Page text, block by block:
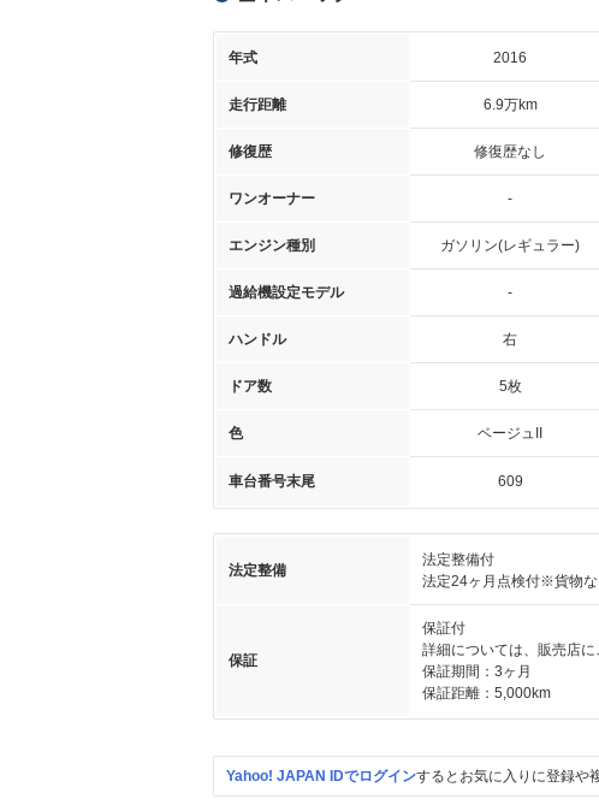
年式 2016
走行距離 6.9万km
修復歴 修復歴なし
ワンオーナー -
エンジン種別 ガソリン(レギュラー)
過給機設定モデル -
ハンドル 右
ドア数 5枚
色 ベージュII
車台番号末尾 609
法定整備
法定整備付
法定24ヶ月点検付※貨物
保証
保証付
詳細については、販売店に
保証期間：3ヶ月
保証距離：5,000km
Yahoo! JAPAN IDでログインするとお気に入りに登録や